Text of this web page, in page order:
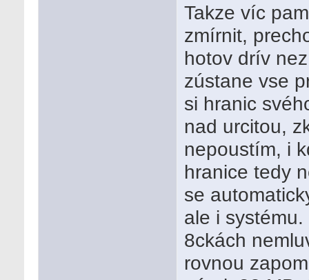
Takze víc
zmírnit,
hotov drív
zústane vse
si hranic
nad urcitou,
nepoustím, i
hranice tedy
se
ale i
8ckách
rovnou